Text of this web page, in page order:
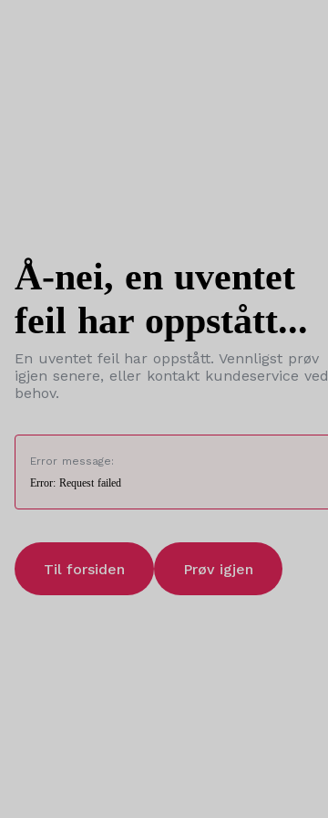
Å-nei, en uventet
feil har oppstått...
En uventet feil har oppstått. Vennligst prøv
igjen senere, eller kontakt kundeservice ved
behov.
Error message:
Error: Request failed
Til forsiden Prøv igjen